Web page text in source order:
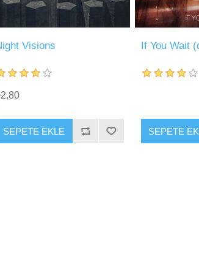
Visions
SEPETE EKLE
If You Wait
SEPETE